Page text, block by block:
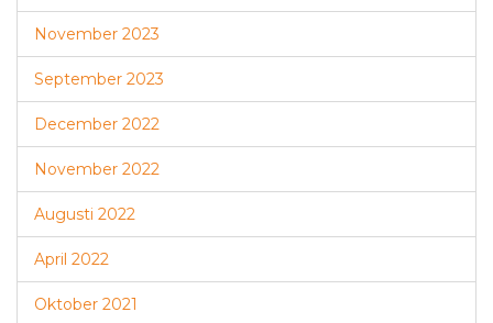
November 2023
September 2023
December 2022
November 2022
Augusti 2022
April 2022
Oktober 2021